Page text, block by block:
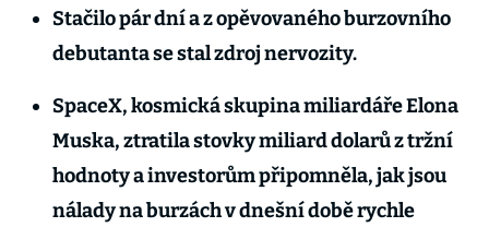
Stačilo pár dní a z opěvovaného burzovního
debutanta se stal zdroj nervozity.
SpaceX, kosmická skupina miliardáře Elona
Muska, ztratila stovky miliard dolarů z tržní
hodnoty a investorům připomněla, jak jsou
nálady na burzách v dnešní době rychle